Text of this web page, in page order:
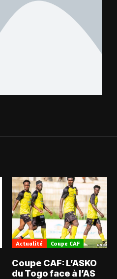
Actualité Coupe CAF
Coupe CAF: L’ASKO
du Togo face à l’AS